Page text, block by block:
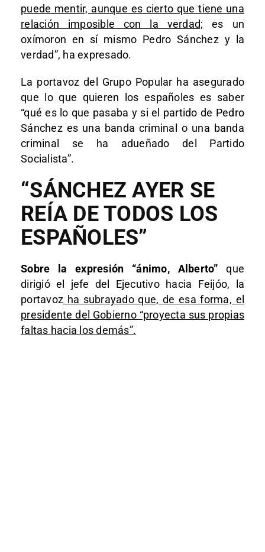
puede mentir, aunque es cierto que tiene una
relación imposible con la verdad; es un
oxímoron en sí mismo Pedro Sánchez y la
verdad”, ha expresado.
La portavoz del Grupo Popular ha asegurado
que lo que quieren los españoles es saber
“qué es lo que pasaba y si el partido de Pedro
Sánchez es una banda criminal o una banda
criminal se ha adueñado del Partido
Socialista”.
“SÁNCHEZ AYER SE
REÍA DE TODOS LOS
ESPAÑOLES”
Sobre la expresión “ánimo, Alberto” que
dirigió el jefe del Ejecutivo hacia Feijóo, la
portavoz ha subrayado que, de esa forma, el
presidente del Gobierno “proyecta sus propias
faltas hacia los demás”.